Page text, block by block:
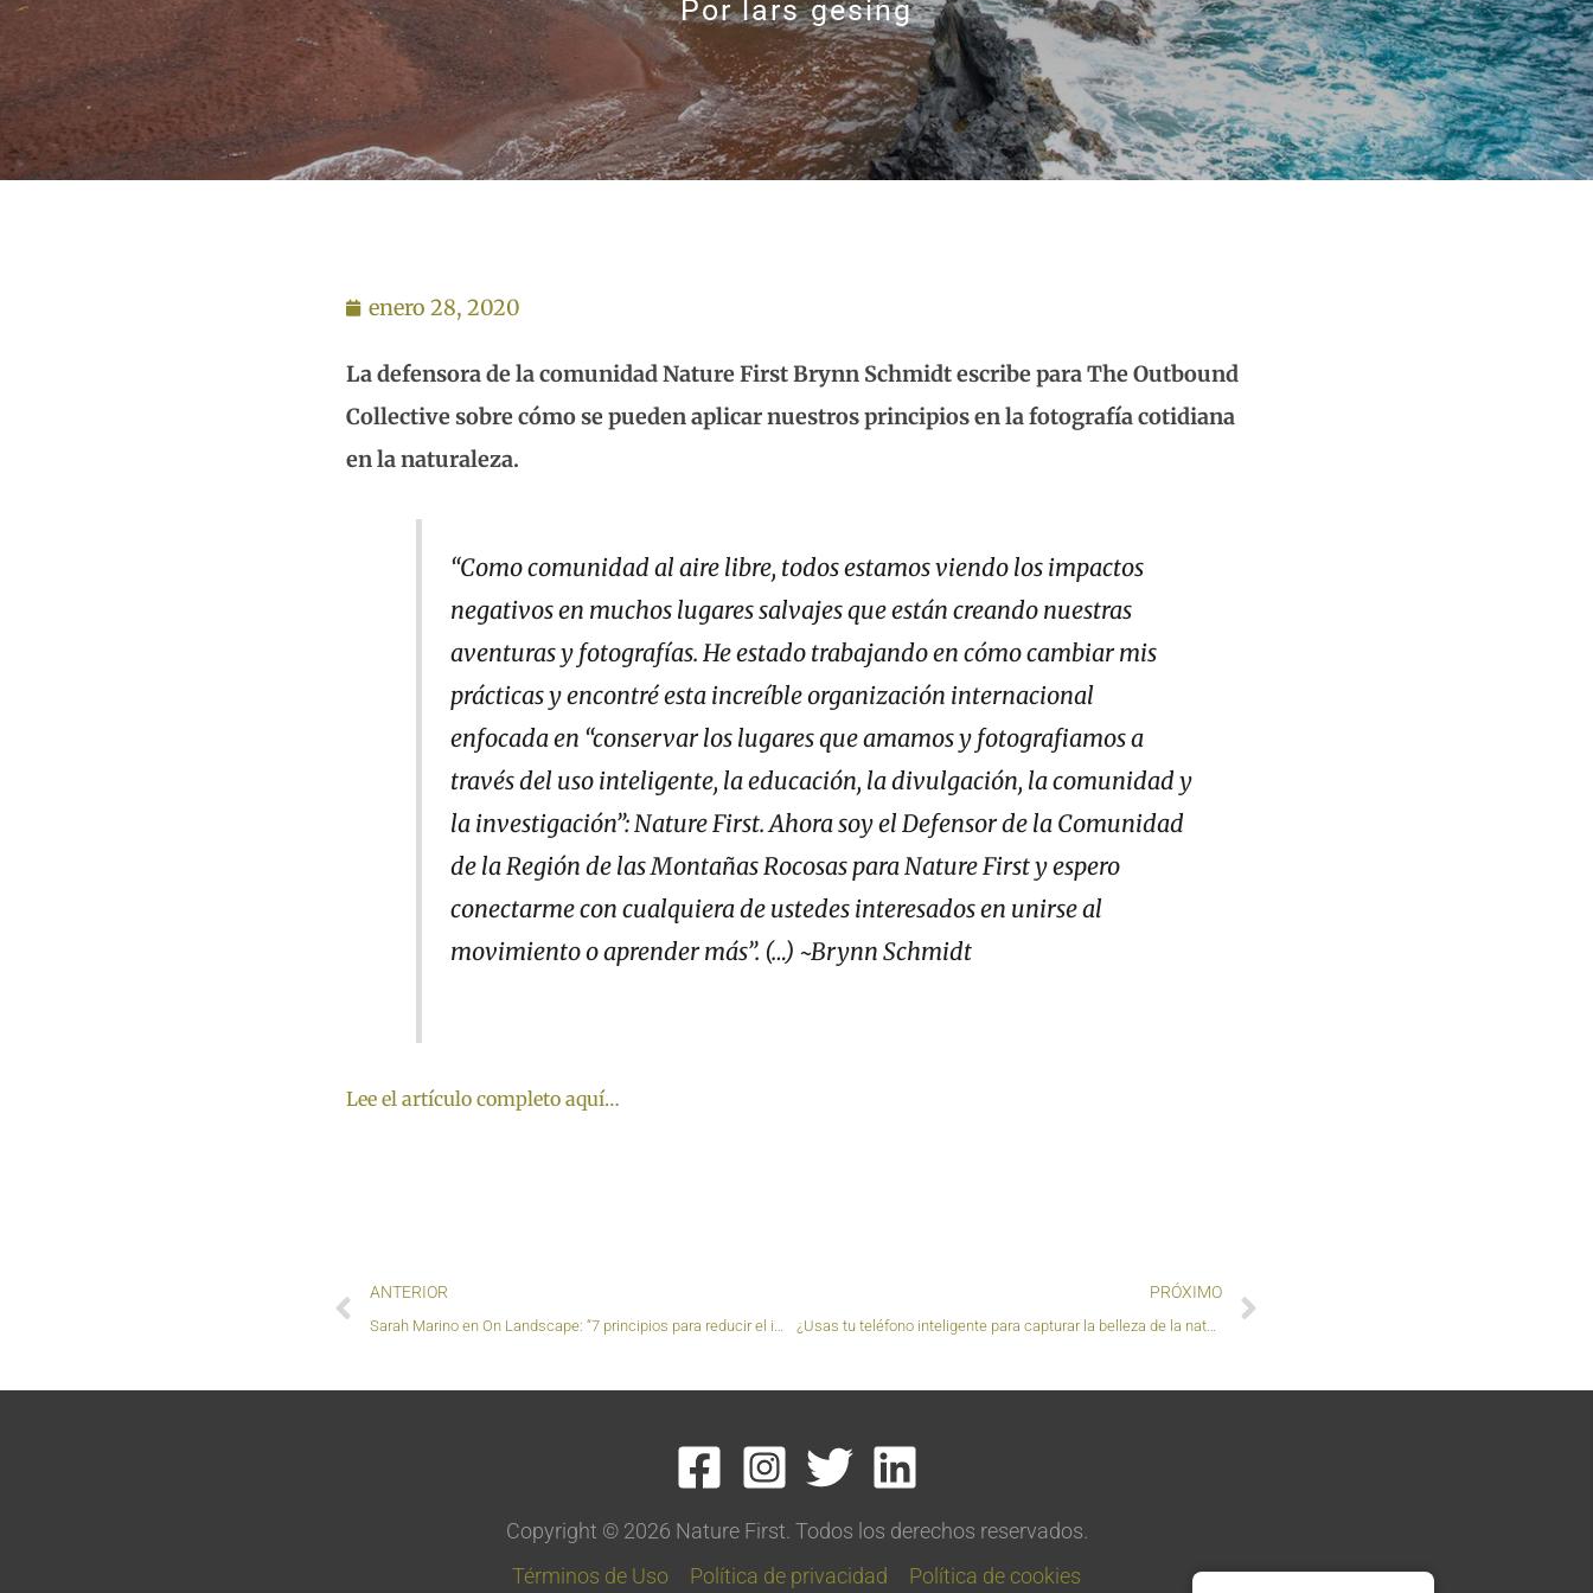
Porlars gesing
enero 28, 2020
La defensora de la comunidad Nature First Brynn Schmidt escribe para The Outbound
Collective sobre cómo se pueden aplicar nuestros principios en la fotografía cotidiana
en la naturaleza.
“Como comunidad al aire libre, todos estamos viendo los impactos
negativos en muchos lugares salvajes que están creando nuestras
aventuras y fotografías. He estado trabajando en cómo cambiar mis
prácticas y encontré esta increíble organización internacional
enfocada en “conservar los lugares que amamos y fotografiamos a
través del uso inteligente, la educación, la divulgación, la comunidad y
la investigación”: Nature First. Ahora soy el Defensor de la Comunidad
de la Región de las Montañas Rocosas para Nature First y espero
conectarme con cualquiera de ustedes interesados en unirse al
movimiento o aprender más”. (…) ~Brynn Schmidt
Lee el artículo completo aquí…
Previo
ANTERIOR PRÓXIMO
¿Usas tu teléfono inteligente para capturar la belleza de la naturaleza? ¡Este movimiento también es para ti!
Copyright © 2026 Nature First. Todos los derechos reservados.
Términos de Uso
Política de privacidad Política de cookies